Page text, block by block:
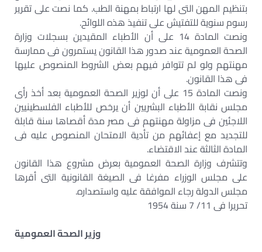
بتنظيم المهن التى لها ارتباط بمهنة الطب. كما نصت على تقرير
رسوم سنوية للتفتيش على تنفيذ هذه اللوائح.
ونصت المادة 14 على أن الأطباء المقيدين بسجلات وزارة
الصحة العمومية عند صدور هذا القانون يستمرون فى ممارسة
مهنتهم ولو لم تتوافر فيهم بعض الشروط المنصوص عليها
فى هذا القانون.
ونصت المادة 15 على أن لوزير الصحة العمومية بعد أخذ رأى
مجلس نقابة الأطباء البشريين أن يرخص للأطباء الفلسطينيين
اللاجئين فى مزاولة مهنتهم فى مصر مدة أقصاها سنة قابلة
للتجديد مع إعفائهم من تأدية الامتحان المنصوص عليه فى
المادة الثالثة عند الاقتضاء.
وتتشرف وزارة الصحة العمومية بعرض مشروع هذا القانون
على مجلس الوزراء مفرغا فى الصيغة القانونية التى أقرها
مجلس الدولة رجاء الموافقة عليه واستصداره.
تحريرا فى 11/ 7 سنة 1954
وزير الصحة العمومية